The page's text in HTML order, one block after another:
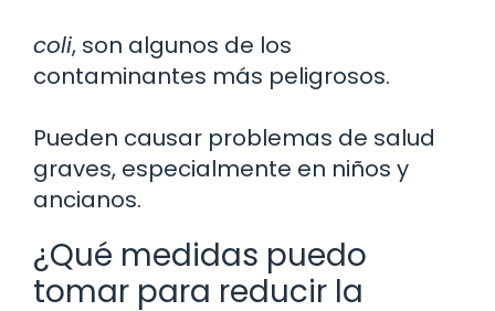
coli, son algunos de los
contaminantes más peligrosos.
Pueden causar problemas de salud
graves, especialmente en niños y
ancianos.
¿Qué medidas puedo
tomar para reducir la